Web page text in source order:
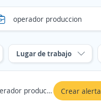
Lugar de trabajo
en Bogotá, D.C. Crear alerta